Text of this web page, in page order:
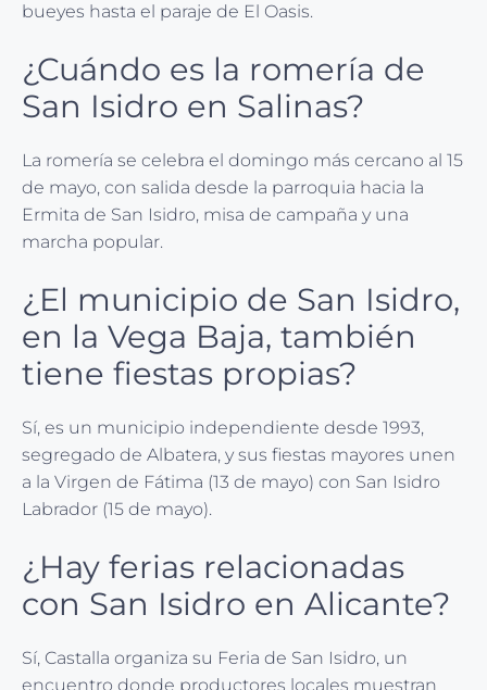
bueyes hasta el paraje de El Oasis.
¿Cuándo es la romería de
San Isidro en Salinas?
La romería se celebra el domingo más cercano al 15
de mayo, con salida desde la parroquia hacia la
Ermita de San Isidro, misa de campaña y una
marcha popular.
¿El municipio de San Isidro,
en la Vega Baja, también
tiene fiestas propias?
Sí, es un municipio independiente desde 1993,
segregado de Albatera, y sus fiestas mayores unen
a la Virgen de Fátima (13 de mayo) con San Isidro
Labrador (15 de mayo).
¿Hay ferias relacionadas
con San Isidro en Alicante?
Sí, Castalla organiza su Feria de San Isidro, un
encuentro donde productores locales muestran